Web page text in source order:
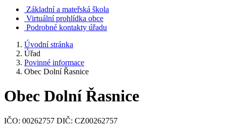
Základní a mateřská škola
Virtuální prohlídka obce
Podrobné kontakty úřadu
Úvodní stránka
Úřad
Povinné informace
Obec Dolní Řasnice
Obec Dolní Řasnice
IČO: 00262757 DIČ: CZ00262757